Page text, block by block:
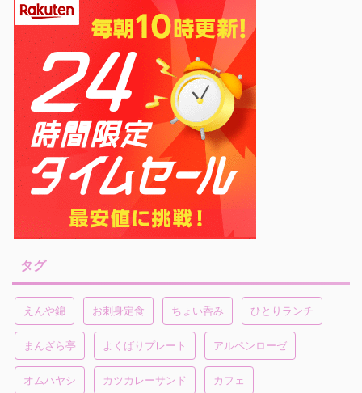
タグ
えんや錦 お刺身定食 ちょい呑み ひとりランチ
まんざら亭 よくばりプレート アルペンローゼ
オムハヤシ カツカレーサンド カフェ